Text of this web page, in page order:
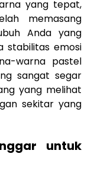
yang tepat,
memasang
Anda yang
stabilitas emosi
warna pastel
sangat segar
yang melihat
sekitar yang
untuk